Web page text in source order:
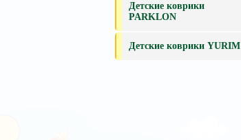
Детские коврики
PARKLON
Детские коврики YURIM